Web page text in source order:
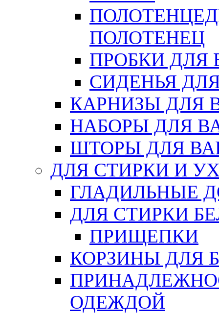
ПОЛОТЕНЕЦ
ПРОБКИ ДЛЯ
СИДЕНЬЯ
КАРНИЗЫ ДЛЯ
НАБОРЫ ДЛЯ
ШТОРЫ ДЛЯ
ДЛЯ СТИРКИ И
ГЛАДИЛЬНЫЕ
ДЛЯ СТИРКИ
ПРИЩЕПКИ
КОРЗИНЫ ДЛЯ
ОДЕЖДОЙ